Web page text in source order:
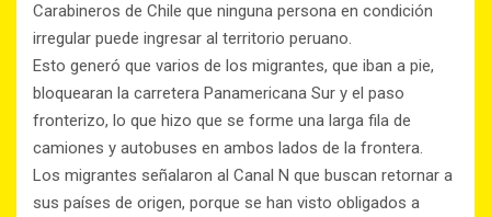
Carabineros de Chile que ninguna persona en condición
irregular puede ingresar al territorio peruano.
Esto generó que varios de los migrantes, que iban a pie,
bloquearan la carretera Panamericana Sur y el paso
fronterizo, lo que hizo que se forme una larga fila de
camiones y autobuses en ambos lados de la frontera.
Los migrantes señalaron al Canal N que buscan retornar a
sus países de origen, porque se han visto obligados a